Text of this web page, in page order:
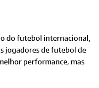
do futebol internacional,
jogadores de futebol de
performance, mas